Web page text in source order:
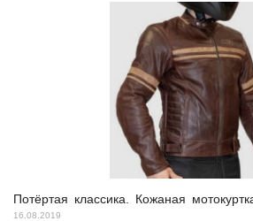
Потёртая классика. Кожаная
16.08.2019